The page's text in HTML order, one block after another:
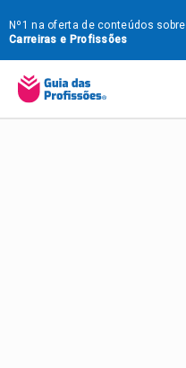
para
o
conteúdo
Nº1 na oferta de conteúdos sobre
Carreiras e Profissões